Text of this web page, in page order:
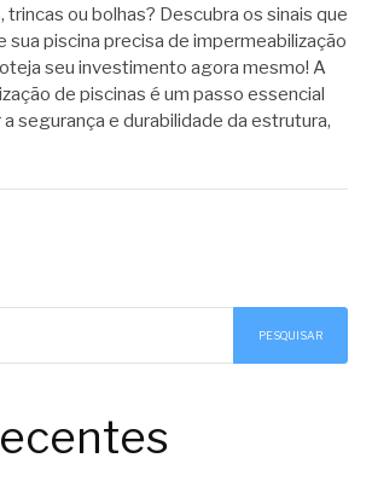
trincas ou bolhas? Descubra os sinais que
sua piscina precisa de impermeabilização
seu investimento agora mesmo! A
de piscinas é um passo essencial
segurança e durabilidade da estrutura,
PESQUISAR